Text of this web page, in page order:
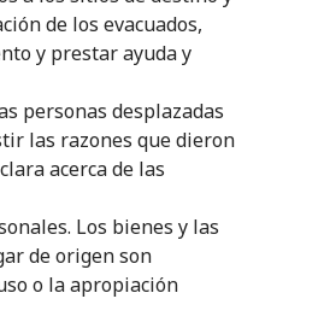
de los evacuados,
y prestar ayuda y
personas desplazadas
las razones que dieron
acerca de las
Los bienes y las
de origen son
o la apropiación